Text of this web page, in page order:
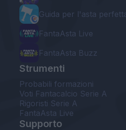
Guida per l'asta
FantaAsta Live
FantaAsta Buzz
Strumenti
Probabili formazioni
Voti Fantacalcio Serie A
Rigoristi Serie A
FantaAsta Live
Supporto